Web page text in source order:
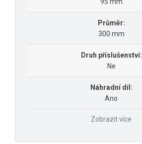
Průměr:
300 mm
Druh příslušenství:
Ne
Náhradní díl:
Ano
Zobrazit více